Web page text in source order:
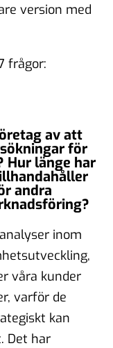
version med
frågor:
av att
för
Hur länge har
andra
inom
våra kunder
varför de
kan
Det har